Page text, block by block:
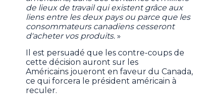
de lieux de travail qui existent grâce aux
liens entre les deux pays ou parce que les
consommateurs canadiens cesseront
d'acheter vos produits. »
Il est persuadé que les contre-coups de
cette décision auront sur les
Américains joueront en faveur du Canada,
ce qui forcera le président américain à
reculer.